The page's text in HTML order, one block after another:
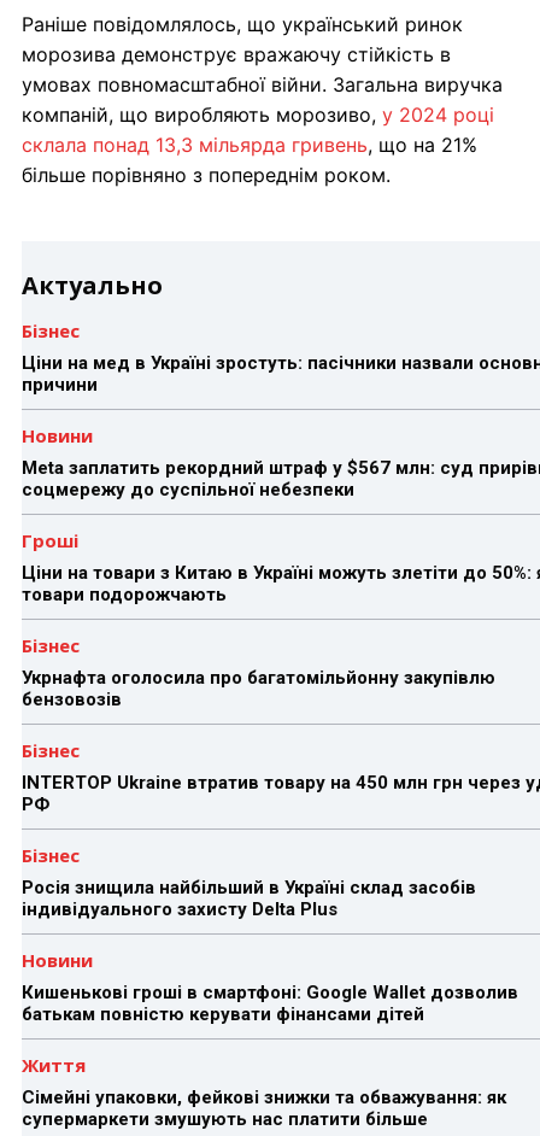
Раніше повідомлялось, що український ринок
морозива демонструє вражаючу стійкість в
умовах повномасштабної війни. Загальна виручка
компаній, що виробляють морозиво, у 2024 році
склала понад 13,3 мільярда гривень, що на 21%
більше порівняно з попереднім роком.
Актуально
Бізнес
Ціни на мед в Україні зростуть: пасічники назвали
причини
Новини
Meta заплатить рекордний штраф у $567 млн: суд
соцмережу до суспільної небезпеки
Гроші
Ціни на товари з Китаю в Україні можуть злетіти до 50%:
товари подорожчають
Бізнес
Укрнафта оголосила про багатомільйонну закупівлю
бензовозів
Бізнес
INTERTOP Ukraine втратив товару на 450 млн грн через
РФ
Бізнес
Росія знищила найбільший в Україні склад засобів
індивідуального захисту Delta Plus
Новини
Кишенькові гроші в смартфоні: Google Wallet дозволив
батькам повністю керувати фінансами дітей
Життя
Сімейні упаковки, фейкові знижки та обважування: як
супермаркети змушують нас платити більше